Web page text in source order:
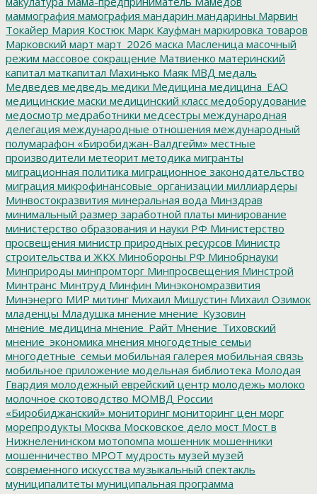
маммография мамография мандарин мандарины Марвин
Токайер Мария Костюк Марк Кауфман маркировка товаров
Марковский март март_2026 маска Масленица масочный
режим массовое сокращение Матвиенко материнский
капитал маткапитал Махинько Маяк МВД медаль
Медведев медведь медики Медицина медицина_ЕАО
медицинские маски медицинский класс медоборудование
медосмотр медработники медсестры международная
делегация международные отношения международный
полумарафон «Биробиджан-Валдгейм» местные
производители метеорит методика мигранты
миграционная политика миграционное законодательство
миграция микрофинансовые_организации миллиардеры
Минвостокразвития минеральная вода Минздрав
минимальный размер заработной платы минирование
министерство образования и науки РФ Министерство
просвещения министр природных ресурсов Министр
строительства и ЖКХ Минобороны РФ Минобрнауки
Минприроды минпромторг Минпросвещения Минстрой
Минтранс Минтруд Минфин Минэкономразвития
Минэнерго МИР митинг Михаил Мишустин Михаил Озимок
младенцы Младушка мнение мнение_Кузовин
мнение_медицина мнение_Райт Мнение_Тиховский
мнение_экономика мнения многодетные семьи
многодетные_семьи мобильная галерея мобильная связь
мобильное приложение модельная библиотека Молодая
Гвардия молодежный еврейский центр молодежь молоко
молочное скотоводство МОМВД России
«Биробиджанский» мониторинг мониторинг цен морг
морепродукты Москва Московское дело мост Мост в
Нижнеленинском мотопомпа мошенник мошенники
мошенничество МРОТ мудрость музей музей
современного искусства музыкальный спектакль
муниципалитеты муниципальная программа